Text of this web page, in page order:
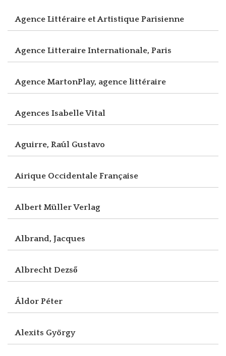
Agence Littéraire et Artistique Parisienne
Agence Litteraire Internationale, Paris
Agence MartonPlay, agence littéraire
Agences Isabelle Vital
Aguirre, Raúl Gustavo
Airique Occidentale Française
Albert Müller Verlag
Albrand, Jacques
Albrecht Dezső
Áldor Péter
Alexits György